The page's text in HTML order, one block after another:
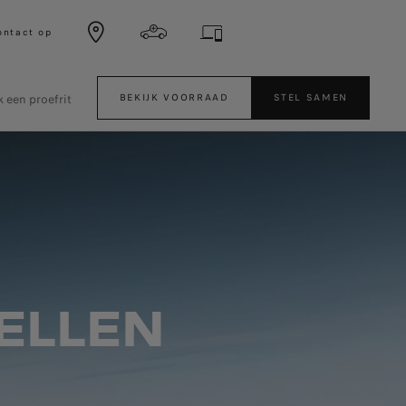
op
een proefrit BEKIJK VOORRAAD STEL SAMEN